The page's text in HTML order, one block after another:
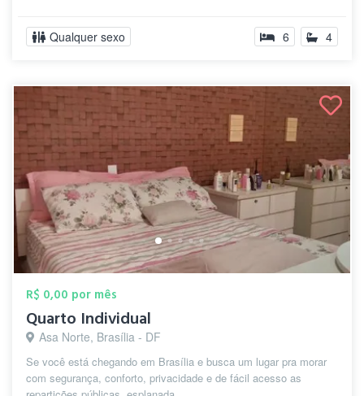
Qualquer sexo 6 4
R$ 0,00 por mês
Quarto Individual
Asa Norte, Brasília - DF
Se você está chegando em Brasília e busca um lugar pra morar
com segurança, conforto, privacidade e de fácil acesso as